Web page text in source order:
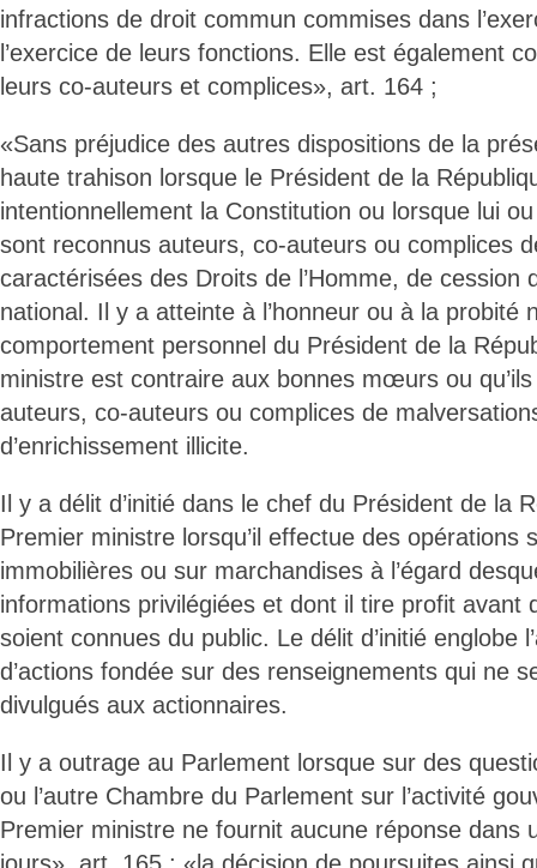
infractions de droit commun commises dans
l’exercice de leurs fonctions. Elle est également
leurs co-auteurs et complices», art. 164 ;
«Sans préjudice des autres dispositions de la
haute trahison lorsque le Président de la
intentionnellement la Constitution ou lorsque lui
sont reconnus auteurs, co-auteurs ou complices
caractérisées des Droits de l’Homme, de cession
national. Il y a atteinte à l’honneur ou à la probité
comportement personnel du Président de la
ministre est contraire aux bonnes mœurs ou
auteurs, co-auteurs ou complices de
d’enrichissement illicite.
Il y a délit d’initié dans le chef du Président de la
Premier ministre lorsqu’il effectue des opérations
immobilières ou sur marchandises à l’égard
informations privilégiées et dont il tire profit avant
soient connues du public. Le délit d’initié englobe
d’actions fondée sur des renseignements qui ne
divulgués aux actionnaires.
Il y a outrage au Parlement lorsque sur des
ou l’autre Chambre du Parlement sur l’activité
Premier ministre ne fournit aucune réponse dans